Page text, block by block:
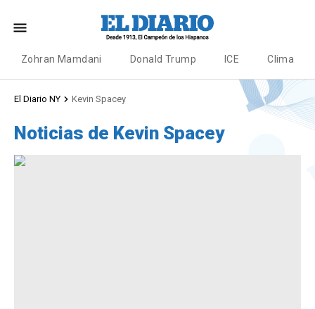
Zohran Mamdani Donald Trump ICE Clima
El Diario NY Kevin Spacey
Noticias de Kevin Spacey